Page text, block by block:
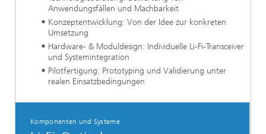
Anwendungsfällen und Machbarkeit
Konzeptentwicklung: Von der Idee zur konkreten
Umsetzung
Hardware- & Moduldesign: Individuelle Li-Fi-Transceiver
und Systemintegration
Pilotfertigung: Prototyping und Validierung unter
realen Einsatzbedingungen
Komponenten und Systeme